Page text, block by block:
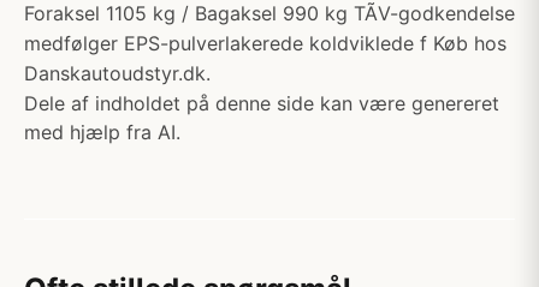
Foraksel 1105 kg / Bagaksel 990 kg TÃV-godkendelse
medfølger EPS-pulverlakerede koldviklede f Køb hos
Danskautoudstyr.dk.
Dele af indholdet på denne side kan være genereret
med hjælp fra AI.